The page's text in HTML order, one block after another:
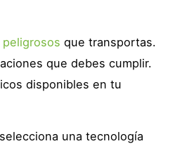
que transportas.
que debes cumplir.
disponibles en tu
una tecnología